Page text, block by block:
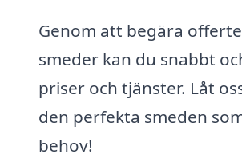
Genom att begära
smeder kan du snabbt
priser och tjänster. Låt
den perfekta smeden
behov!